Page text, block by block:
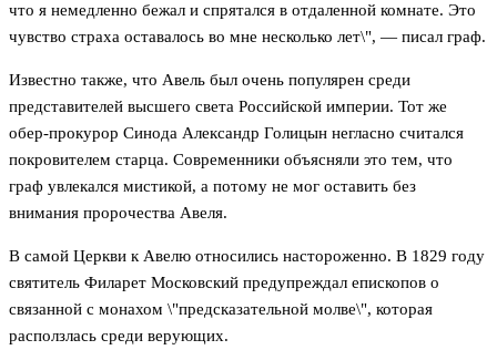
что я немедленно бежал и спрятался в отдаленной комнате. Это
чувство страха оставалось во мне несколько лет\", — писал граф.
Известно также, что Авель был очень популярен среди
представителей высшего света Российской империи. Тот же
обер-прокурор Синода Александр Голицын негласно считался
покровителем старца. Современники объясняли это тем, что
граф увлекался мистикой, а потому не мог оставить без
внимания пророчества Авеля.
В самой Церкви к Авелю относились настороженно. В 1829 году
святитель Филарет Московский предупреждал епископов о
связанной с монахом \"предсказательной молве\", которая
расползлась среди верующих.